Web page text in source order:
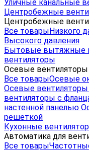
Уличные канальные
Центробежные
Центробежные
Все товарыНизкого
Высокого давления
Бытовые вытяжные
вентиляторы
Осевые вентиляторы
Все товарыОсевые
Осевые
вентиляторы с
настенной панелью
решеткой
Кухонные
Автоматика для
Все товары